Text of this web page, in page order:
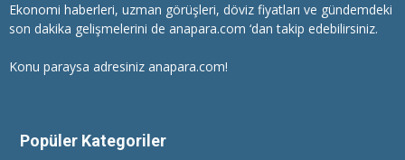
Ekonomi haberleri, uzman görüşleri, döviz fiyatları ve gündemdeki
son dakika gelişmelerini de anapara.com ‘dan takip edebilirsiniz.
Konu paraysa adresiniz anapara.com!
Popüler Kategoriler